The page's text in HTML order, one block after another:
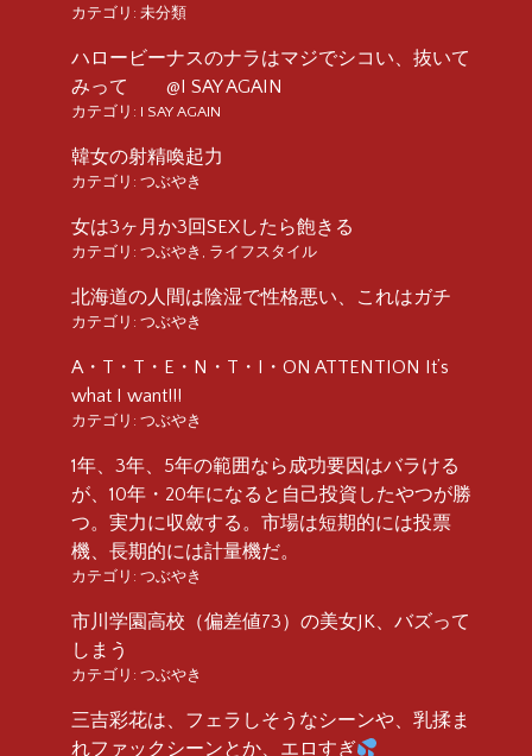
カテゴリ: 未分類
ハロービーナスのナラはマジでシコい、抜いて
みって @I SAY AGAIN
カテゴリ: I SAY AGAIN
韓女の射精喚起力
カテゴリ: つぶやき
女は3ヶ月か3回SEXしたら飽きる
カテゴリ: つぶやき , ライフスタイル
北海道の人間は陰湿で性格悪い、これはガチ
カテゴリ: つぶやき
A・T・T・E・N・T・I・ON ATTENTION It’s
what I want!!!
カテゴリ: つぶやき
1年、3年、5年の範囲なら成功要因はバラける
が、10年・20年になると自己投資したやつが勝
つ。実力に収斂する。市場は短期的には投票
機、長期的には計量機だ。
カテゴリ: つぶやき
市川学園高校（偏差値73）の美女JK、バズって
しまう
カテゴリ: つぶやき
三吉彩花は、フェラしそうなシーンや、乳揉ま
れファックシーンとか、エロすぎ